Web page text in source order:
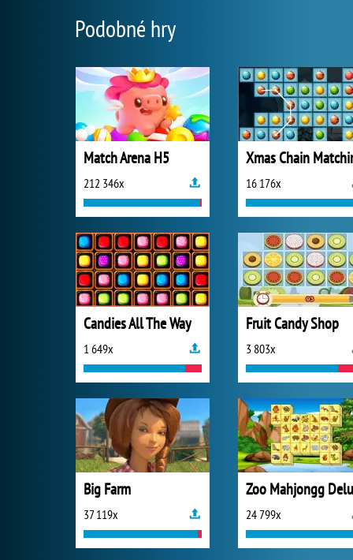
Podobné hry
Match Arena H5
212 346x
Xmas Chain
16 176x
Candies All The Way
1 649x
Fruit Candy Shop
3 803x
Big Farm
37 119x 24 799x